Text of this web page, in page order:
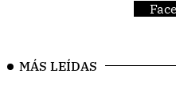
MÁS LEÍDAS